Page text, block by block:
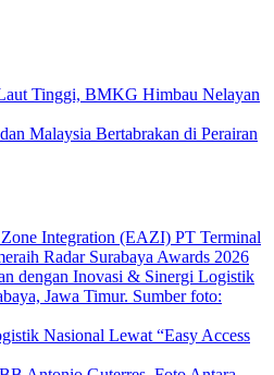
Tinggi, BMKG Himbau Nelayan
Malaysia Bertabrakan di Perairan
Nasional Lewat “Easy Access